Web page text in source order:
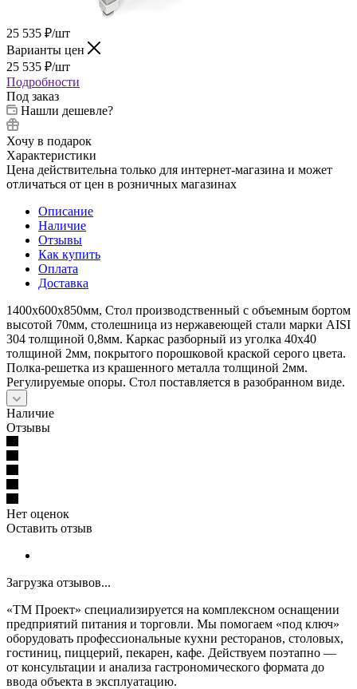
25 535 ₽/шт
Варианты цен
25 535 ₽/шт
Подробности
Под заказ
Нашли дешевле?
Хочу в подарок
Характеристики
Цена действительна только для интернет-магазина и может
отличаться от цен в розничных магазинах
Описание
Наличие
Отзывы
Как купить
Оплата
Доставка
1400х600х850мм, Стол производственный с объемным бортом
высотой 70мм, столешница из нержавеющей стали марки AISI
304 толщиной 0,8мм. Каркас разборный из уголка 40х40
толщиной 2мм, покрытого порошковой краской серого цвета.
Полка-решетка из крашенного металла толщиной 2мм.
Регулируемые опоры. Стол поставляется в разобранном виде.
Наличие
Отзывы
Нет оценок
Оставить отзыв
Загрузка отзывов...
«ТМ Проект» специализируется на комплексном оснащении
предприятий питания и торговли. Мы помогаем «под ключ»
оборудовать профессиональные кухни ресторанов, столовых,
гостиниц, пиццерий, пекарен, кафе. Действуем поэтапно —
от консультации и анализа гастрономического формата до
ввода объекта в эксплуатацию.